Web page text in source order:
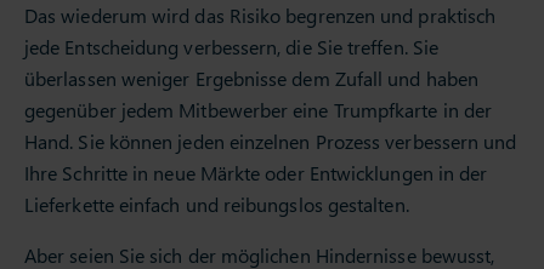
Das wiederum wird das Risiko begrenzen und praktisch
jede Entscheidung verbessern, die Sie treffen. Sie
überlassen weniger Ergebnisse dem Zufall und haben
gegenüber jedem Mitbewerber eine Trumpfkarte in der
Hand. Sie können jeden einzelnen Prozess verbessern und
Ihre Schritte in neue Märkte oder Entwicklungen in der
Lieferkette einfach und reibungslos gestalten.
Aber seien Sie sich der möglichen Hindernisse bewusst,